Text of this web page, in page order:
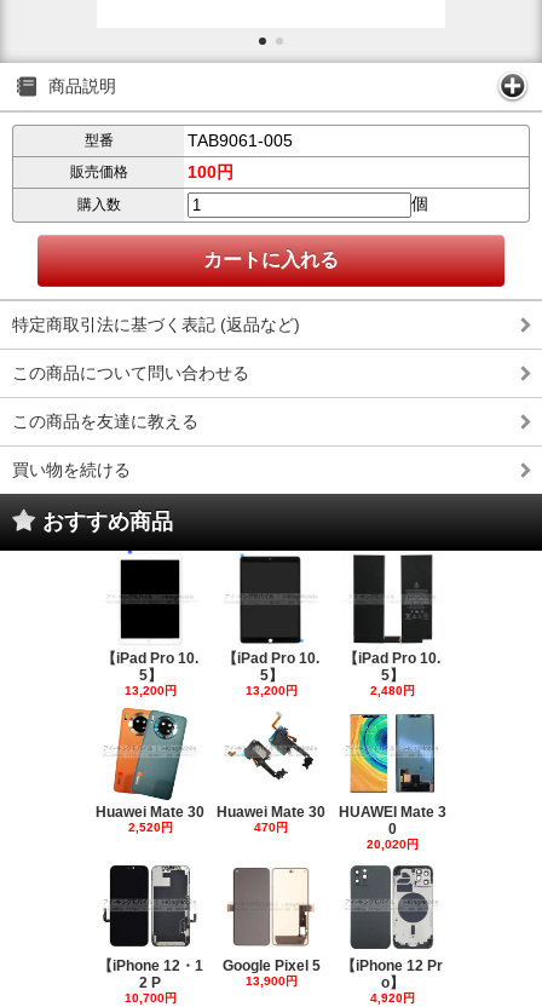
商品説明
型番 TAB9061-005
販売価格 100円
購入数 個
特定商取引法に基づく表記 (返品など)
この商品について問い合わせる
この商品を友達に教える
買い物を続ける
おすすめ商品
【iPad Pro 10.
5】
13,200円
【iPad Pro 10.
5】
13,200円
【iPad Pro 10.
5】
2,480円
Huawei Mate 30
2,520円
Huawei Mate 30
470円
HUAWEI Mate 3
0
20,020円
【iPhone 12・1
2 P
10,700円
Google Pixel 5
13,900円
【iPhone 12 Pr
o】
4,920円